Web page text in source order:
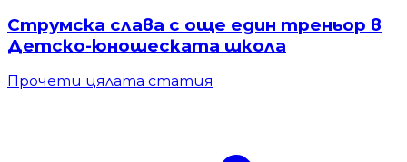
Струмска слава с още един треньор в
Детско-юношеската школа
Прочети цялата статия